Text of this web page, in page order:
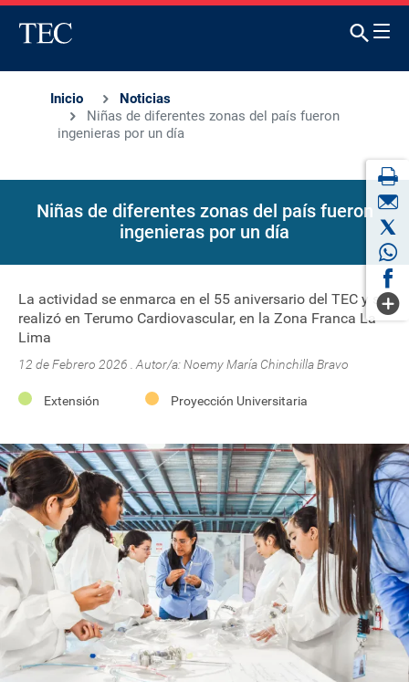
Inicio
Noticias
Niñas de diferentes zonas del país fueron
ingenieras por un día
Niñas de diferentes zonas del país fueron
ingenieras por un día
La actividad se enmarca en el 55 aniversario del TEC y se
realizó en Terumo Cardiovascular, en la Zona Franca La
Lima
12 de Febrero 2026 . Autor/a:Noemy María Chinchilla Bravo
Extensión Proyección Universitaria